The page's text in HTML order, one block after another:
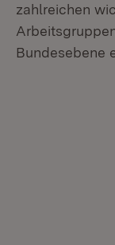
zahlreichen
Bundesebene